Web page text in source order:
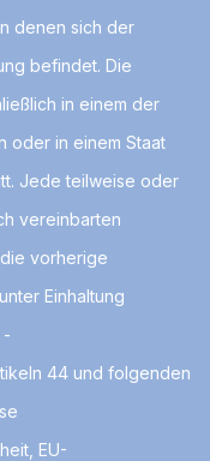
denen sich der
befindet. Die
in einem der
oder in einem Staat
Jede teilweise oder
vereinbarten
vorherige
Einhaltung
-
44 und folgenden
EU-